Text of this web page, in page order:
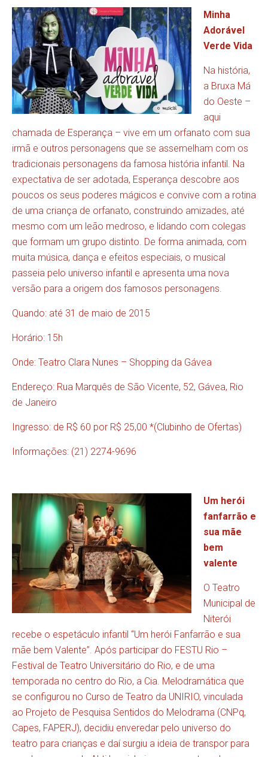
Minha
Adorável
Verde Vida
Na história,
a Bruxa Má
do Oeste –
aqui
chamada de Esperança – vive em um orfanato com sua
irmã e outros personagens que se assemelham com os
tradicionais personagens da famosa história infantil. Na
expectativa de ser adotada, Esperança descobre aos
poucos os seus poderes mágicos e convive com a rotina
de uma criança de orfanato, construindo amizades, até
mesmo com um leão medroso, e lidando com colegas
que formam um grupo distinto. De forma animada, com
muita música, dança e efeitos especiais, o musical
passeia pelo universo infantil e apresenta uma nova
versão para a origem dos famosos personagens.
Quando: até 31 de maio de 2015
Horário: 15h
Onde: Teatro Clara Nunes – Shopping da Gávea
Endereço: Rua Marquês de São Vicente, 52, Gávea, Rio
de Janeiro
Ingresso: de R$ 60 por R$ 25,00 *(Clubinho de Ofertas)
Informações: (21) 2274-9696
Um herói
fanfarrão e
sua mãe
bem
valente
O Teatro
Municipal de
Niterói
recebe o espetáculo infantil “Um herói Fanfarrão e sua
mãe bem Valente”. Após participar do FESTU Rio –
Festival de Teatro Universitário do Rio, e de uma
temporada no centro do Rio, a Cia. Melodramática que
se configurou no Curso de Teatro da UNIRIO, vinculada
ao Projeto de Pesquisa Sentidos do Melodrama (CNPq,
Capes, FAPERJ), decidiu enveredar pelo universo do
teatro para crianças e daí surgiu a ideia de transpor para